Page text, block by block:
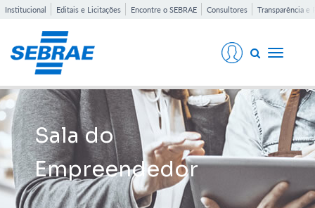
Institucional Editais e Licitações Encontre o SEBRAE Consultores Transparência e
Toggle
Sala do
Empreendedor